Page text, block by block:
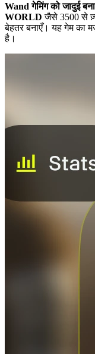
Wand गेमिंग को जादुई
WORLD जैसे 3500 से
बेहतर बनाएँ। यह गेम का
है।